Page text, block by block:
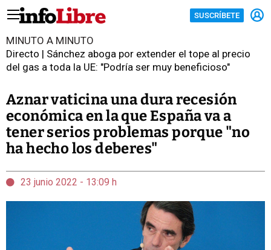
SUSCRÍBETE
MINUTO A MINUTO
Directo | Sánchez aboga por extender el tope al precio
del gas a toda la UE: "Podría ser muy beneficioso"
Aznar vaticina una dura recesión
económica en la que España va a
tener serios problemas porque "no
ha hecho los deberes"
23 junio 2022 - 13:09 h